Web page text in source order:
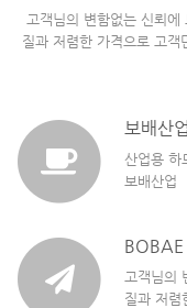
고객님의 변함없는 신뢰에
질과 저렴한 가격으로 고객
보배산업
산업용 하
보배산업
고객님의
질과 저렴